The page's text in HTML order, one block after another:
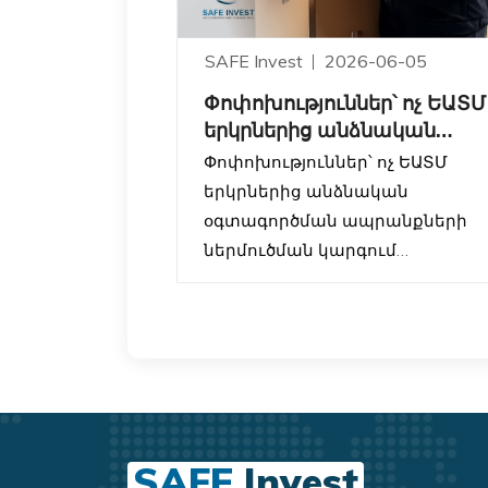
SAFE Invest 2026-06-05
Փոփոխություններ՝ ոչ ԵԱՏՄ
երկրներից անձնական
օգտագործման
ապրանքների ներ
Փոփոխություններ՝ ոչ ԵԱՏՄ
երկրներից անձնական
օգտագործման ապրանքների
ներմուծման կարգում